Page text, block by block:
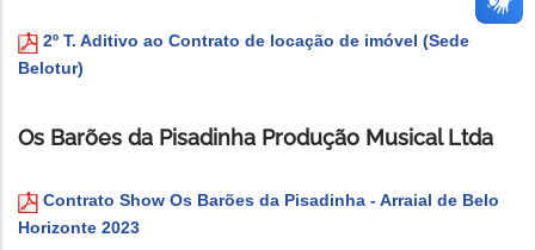
2º T. Aditivo ao Contrato de locação de imóvel (Sede
Belotur)
Os Barões da Pisadinha Produção Musical Ltda
Contrato Show Os Barões da Pisadinha - Arraial de Belo
Horizonte 2023